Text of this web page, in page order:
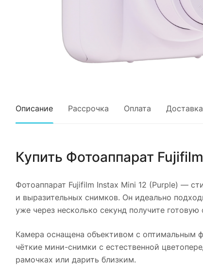
Описание Рассрочка Оплата Доставка
Купить Фотоаппарат
Фотоаппарат Fujifilm Instax Mini 12 (Purple) —
и выразительных снимков. Он идеально
уже через несколько секунд получите
Камера оснащена объективом с оптимальным
чёткие мини-снимки с естественной
рамочках или дарить близким.